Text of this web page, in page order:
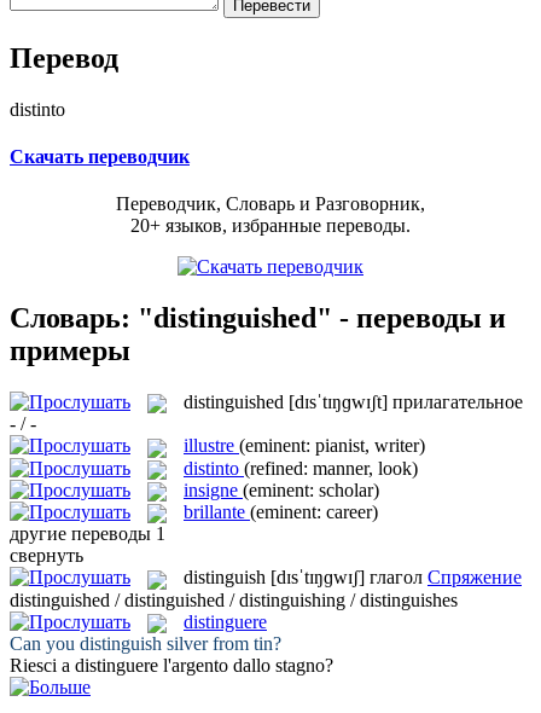
Перевод
distinto
Скачать переводчик
Переводчик, Словарь и Разговорник,
20+ языков, избранные переводы.
Словарь: "distinguished" - переводы и
примеры
distinguished [dɪsˈtɪŋɡwɪʃt] прилагательное
- / -
illustre (eminent: pianist, writer)
distinto (refined: manner, look)
insigne (eminent: scholar)
brillante (eminent: career)
другие переводы 1
свернуть
distinguish [dɪsˈtɪŋɡwɪʃ] глагол Спряжение
distinguished / distinguished / distinguishing / distinguishes
distinguere
Can you distinguish silver from tin?
Riesci a distinguere l'argento dallo stagno?